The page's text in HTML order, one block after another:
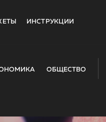
ИНСТРУКЦИИ
ОБЩЕСТВО